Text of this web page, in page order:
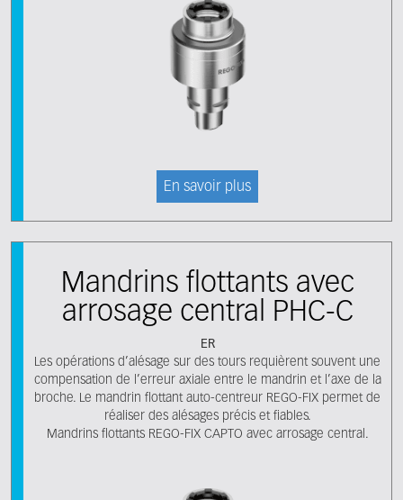
En savoir plus
Mandrins flottants avec
arrosage central PHC-C
ER
Les opérations d’alésage sur des tours requièrent souvent une
compensation de l’erreur axiale entre le mandrin et l’axe de la
broche. Le mandrin flottant auto-centreur REGO-FIX permet de
réaliser des alésages précis et fiables.
Mandrins flottants REGO-FIX CAPTO avec arrosage central.